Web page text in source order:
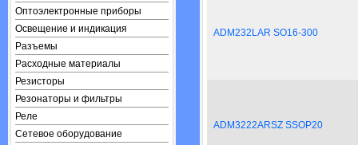
Оптоэлектронные приборы
Освещение и индикация
Разъемы
Расходные материалы
Резисторы
Резонаторы и фильтры
Реле
Сетевое оборудование
ADM232LAR SO16-300
ADM3222ARSZ SSOP20